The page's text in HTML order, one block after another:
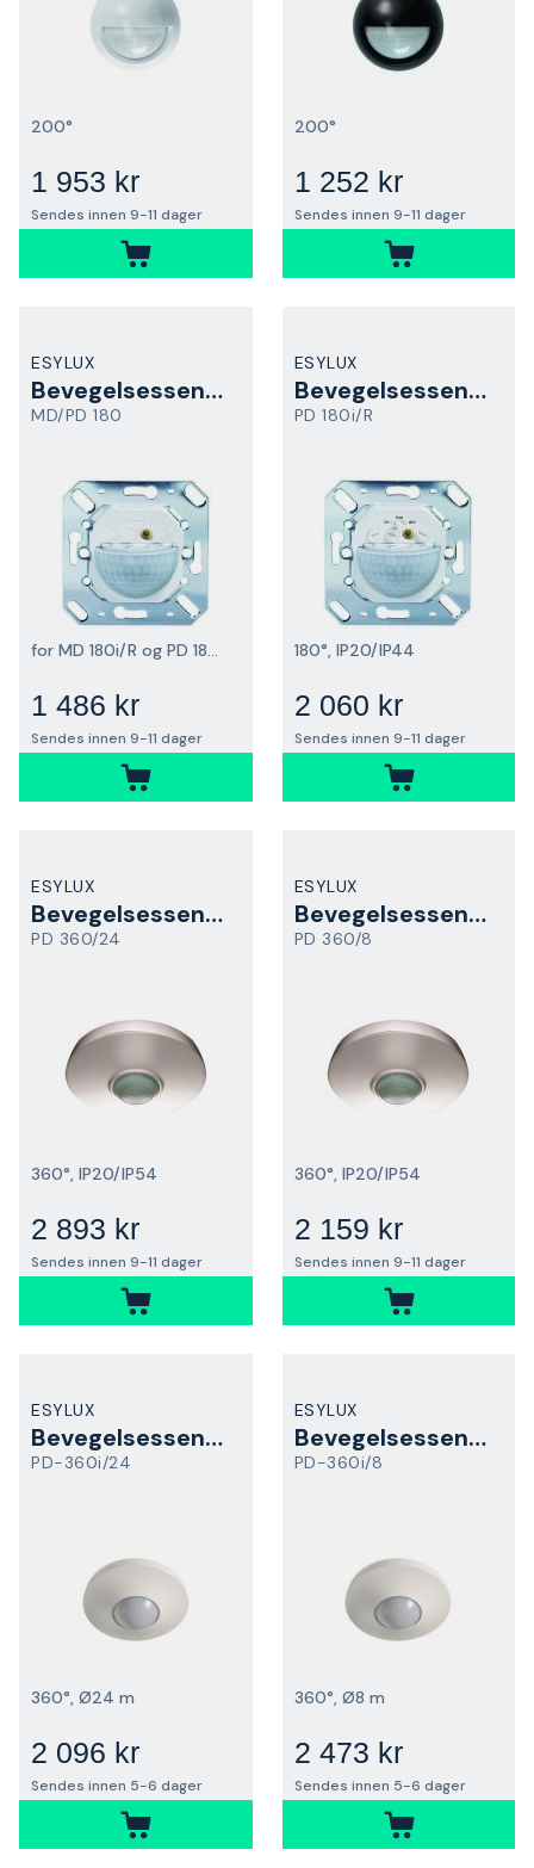
200°
1 953 kr
Sendes innen 9-11 dager
200°
1 252 kr
Sendes innen 9-11 dager
ESYLUX
Bevegelsessensor
MD/PD 180
for MD 180i/R og PD 180i/R
1 486 kr
Sendes innen 9-11 dager
ESYLUX
Bevegelsessensor
PD 180i/R
180°, IP20/IP44
2 060 kr
Sendes innen 9-11 dager
ESYLUX
Bevegelsessensor
PD 360/24
360°, IP20/IP54
2 893 kr
Sendes innen 9-11 dager
ESYLUX
Bevegelsessensor
PD 360/8
360°, IP20/IP54
2 159 kr
Sendes innen 9-11 dager
ESYLUX
Bevegelsessensor
PD-360i/24
360°, Ø24 m
2 096 kr
Sendes innen 5-6 dager
ESYLUX
Bevegelsessensor
PD-360i/8
360°, Ø8 m
2 473 kr
Sendes innen 5-6 dager